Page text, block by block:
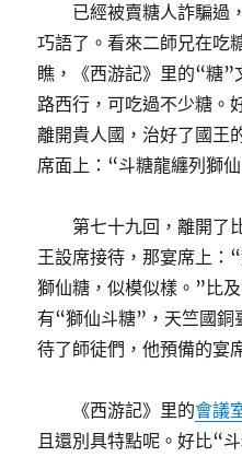
已經被賣糖人詐騙過
巧語了。看來二師兄在吃
瞧，《西游記》里的“糖
路西行，可吃過不少糖。
離開貴人國，治好了國王
席面上：“斗糖龍纏列獅
第七十九回，離開了
王設席接待，那宴席上：
獅仙糖，似模似樣。”比
有“獅仙斗糖”，天竺國銅
待了師徒們，他預備的宴
《西游記》里的會議
且還別具特點呢。好比“